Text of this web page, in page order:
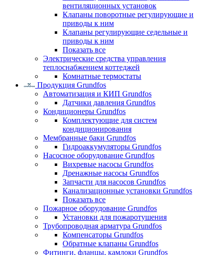
вентиляционных установок
Клапаны поворотные регулирующие и
приводы к ним
Клапаны регулирующие седельные и
приводы к ним
Показать все
Электрические средства управления
теплоснабжением коттеджей
Комнатные термостаты
Продукция Grundfos
Автоматизация и КИП Grundfos
Датчики давления Grundfos
Кондиционеры Grundfos
Комплектующие для систем
кондиционирования
Мембранные баки Grundfos
Гидроаккумуляторы Grundfos
Насосное оборудование Grundfos
Вихревые насосы Grundfos
Дренажные насосы Grundfos
Запчасти для насосов Grundfos
Канализационные установки Grundfos
Показать все
Пожарное оборудование Grundfos
Установки для пожаротушения
Трубопроводная арматура Grundfos
Компенсаторы Grundfos
Обратные клапаны Grundfos
Фитинги, фланцы, камлоки Grundfos